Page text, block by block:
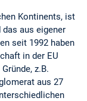
Kontinents, ist
aus eigener
seit 1992 haben
in der EU
z.B.
aus 27